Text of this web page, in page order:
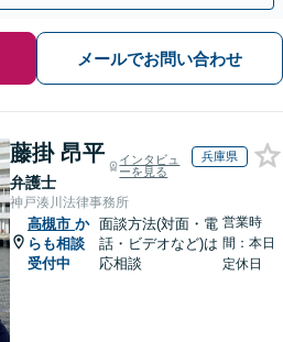
メールでお問い合わせ
藤掛 昂平
弁護士
インタビュ
ーを見る
兵庫県
神戸湊川法律事務所
高槻市 か
らも相談
受付中
面談方法(対面・電
話・ビデオなど)は
応相談
営業時
間：本日
定休日